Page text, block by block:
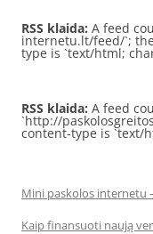
RSS klaida: A feed
internetu.lt/feed/`;
type is `text/html;
RSS klaida: A feed
`http://
content-type is `text/
Mini paskolos internetu
Kaip finansuoti naują